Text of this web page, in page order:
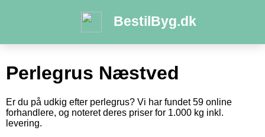
BestilByg.dk
Perlegrus Næstved
Er du på udkig efter perlegrus? Vi har fundet 59 online
forhandlere, og noteret deres priser for 1.000 kg inkl.
levering.